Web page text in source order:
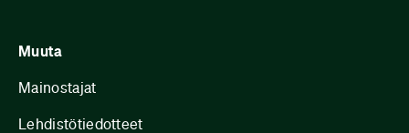
Muuta
Mainostajat
Lehdistötiedotteet